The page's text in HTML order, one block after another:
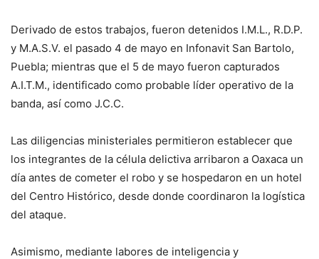
Derivado de estos trabajos, fueron detenidos I.M.L., R.D.P.
y M.A.S.V. el pasado 4 de mayo en Infonavit San Bartolo,
Puebla; mientras que el 5 de mayo fueron capturados
A.I.T.M., identificado como probable líder operativo de la
banda, así como J.C.C.
Las diligencias ministeriales permitieron establecer que
los integrantes de la célula delictiva arribaron a Oaxaca un
día antes de cometer el robo y se hospedaron en un hotel
del Centro Histórico, desde donde coordinaron la logística
del ataque.
Asimismo, mediante labores de inteligencia y